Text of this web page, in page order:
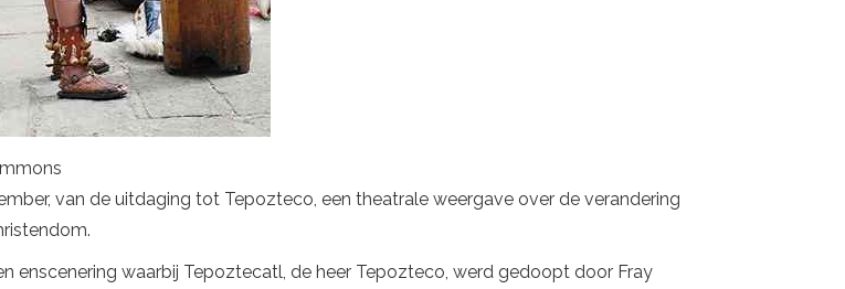
van de uitdaging tot Tepozteco, een theatrale weergave over de verandering
enscenering waarbij Tepoztecatl, de heer Tepozteco, werd gedoopt door Fray